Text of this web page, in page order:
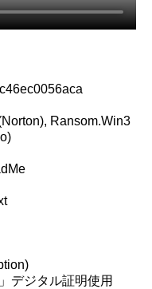
Ransom.Win3
デジタル証明使用